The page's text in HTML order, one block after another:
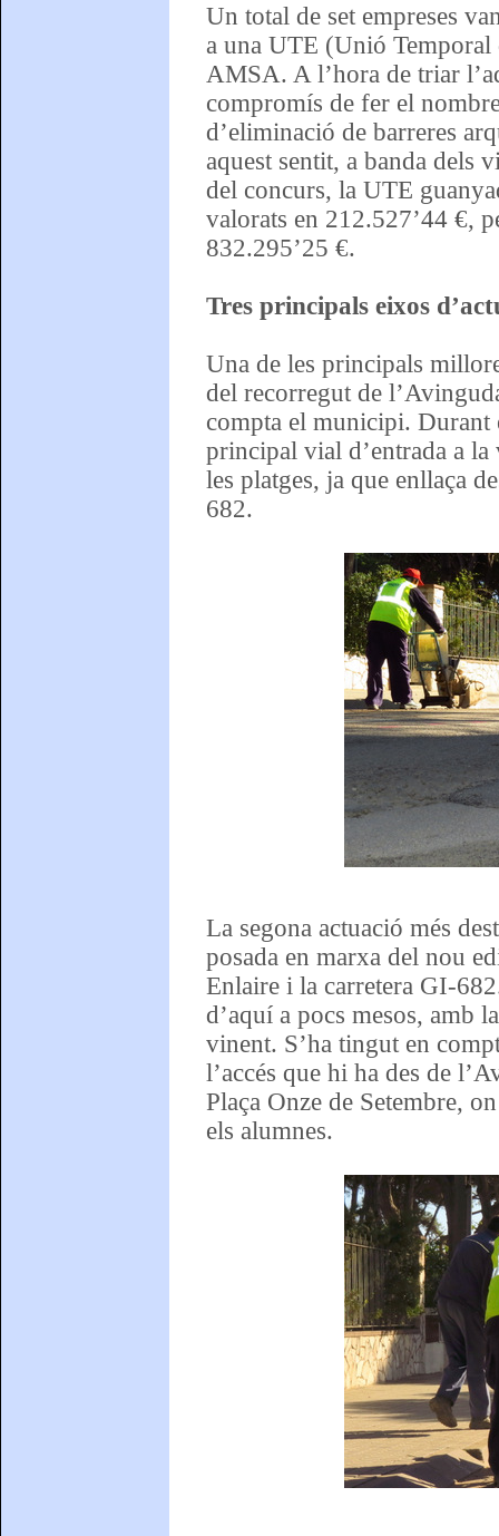
Un total de set empreses
a una UTE (Unió
AMSA. A l’hora de triar
compromís de fer el
d’eliminació de barreres
aquest sentit, a banda dels
del concurs, la UTE
valorats en 212.527’44 €,
832.295’25 €.
Tres principals eixos
Una de les principals
del recorregut de
compta el municipi. Durant
principal vial d’entrada a
les platges, ja que enllaça
682.
La segona actuació més
posada en marxa del nou
Enlaire i la carretera GI-
d’aquí a pocs mesos, amb
vinent. S’ha tingut en
l’accés que hi ha des de
Plaça Onze de Setembre,
els alumnes.